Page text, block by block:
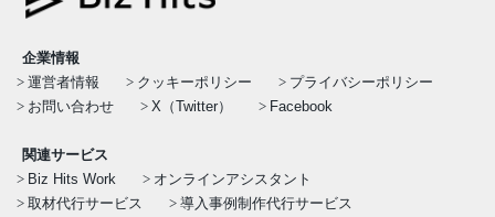
企業情報
運営者情報
クッキーポリシー
プライバシーポリシー
お問い合わせ
X（Twitter） Facebook
関連サービス
Biz Hits Work
オンラインアシスタント
取材代行サービス
導入事例制作代行サービス